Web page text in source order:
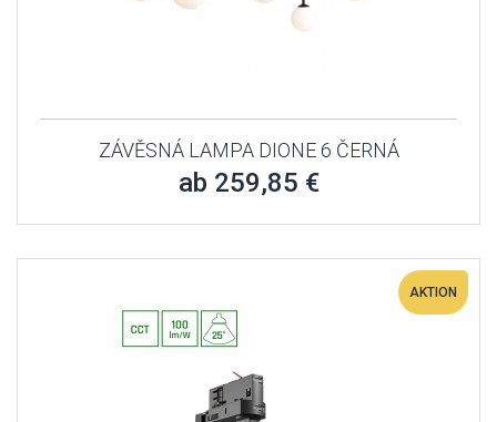
ZÁVĚSNÁ LAMPA DIONE 6 ČERNÁ
ab 259,85 €
AKTION